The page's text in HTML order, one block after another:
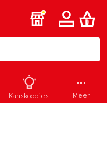
Kanskoopjes Meer